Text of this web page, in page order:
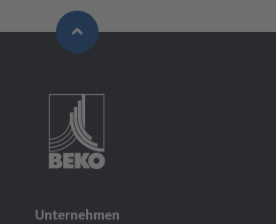
Unternehmen